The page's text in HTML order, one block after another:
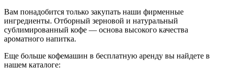
Вам понадобится только закупать наши фирменные
ингредиенты. Отборный зерновой и натуральный
сублимированный кофе — основа высокого качества
ароматного напитка.
Еще больше кофемашин в бесплатную аренду вы найдете в
нашем каталоге: